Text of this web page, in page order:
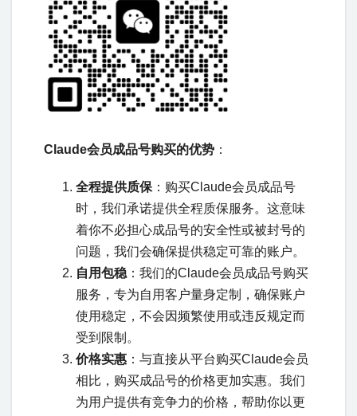
Claude会员成品号购买的优势 ：
全程提供质保 ：购买Claude会员成品号
时，我们承诺提供全程质保服务。这意味
着你不必担心成品号的安全性或被封号的
问题，我们会确保提供稳定可靠的账户。
自用包稳 ：我们的Claude会员成品号购买
服务，专为自用客户量身定制，确保账户
使用稳定，不会因频繁使用或违反规定而
受到限制。
价格实惠 ：与直接从平台购买Claude会员
相比，购买成品号的价格更加实惠。我们
为用户提供有竞争力的价格，帮助你以更